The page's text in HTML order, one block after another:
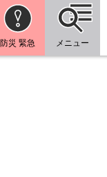
防災 緊急 メニュー